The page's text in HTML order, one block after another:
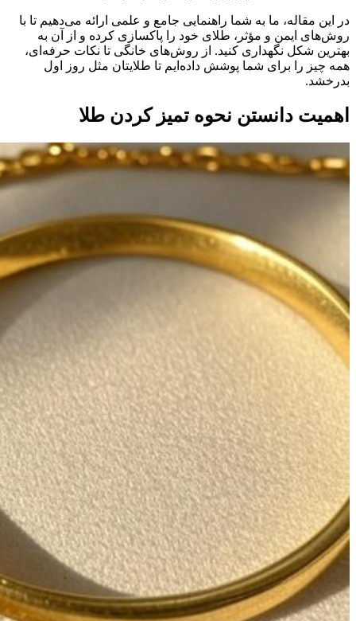
در این مقاله، ما به شما راهنمایی جامع و علمی ارائه می‌دهیم تا با
روش‌های ایمن و مؤثر، طلای خود را پاکسازی کرده و از آن به
بهترین شکل نگهداری کنید. از روش‌های خانگی تا نکات حرفه‌ای،
همه چیز را برای شما پوشش داده‌ایم تا طلایتان مثل روز اول
بدرخشد.
اهمیت دانستن نحوه تمیز کردن طلا